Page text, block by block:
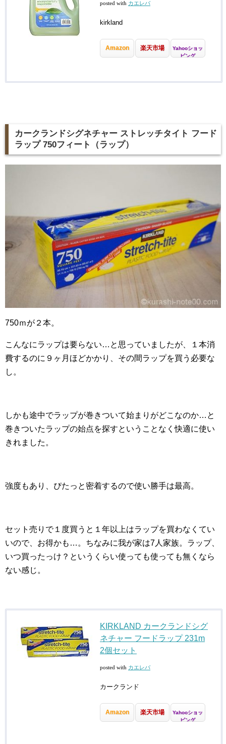
posted with カエレバ
kirkland
Amazon 楽天市場
Yahooショッ
ピング
カークランドシグネチャー ストレッチタイト フード
ラップ 750フィート（ラップ）
750ｍが２本。
こんなにラップは要らない…と思っていましたが、１本消
費するのに９ヶ月ほどかかり、その間ラップを買う必要な
し。
しかも途中でラップが巻きついて始まりがどこなのか…と
巻きついたラップの始点を探すということなく快適に使い
きれました。
強度もあり、ぴたっと密着するので使い勝手は最高。
セット売りで１度買うと１年以上はラップを買わなくてい
いので、お得かも…。ちなみに我が家は7人家族。ラップ、
いつ買ったっけ？というくらい使っても使っても無くなら
ない感じ。
KIRKLAND カークランドシグ
ネチャー フードラップ 231m
2個セット
posted with カエレバ
カークランド
Amazon 楽天市場
Yahooショッ
ピング